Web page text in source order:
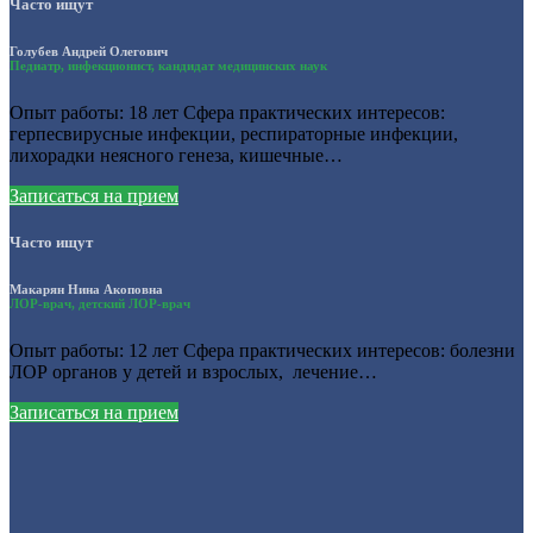
Часто ищут
Голубев Андрей Олегович
Педиатр, инфекционист, кандидат медицинских наук
Опыт работы: 18 лет Сфера практических интересов:
герпесвирусные инфекции, респираторные инфекции,
лихорадки неясного генеза, кишечные…
Записаться на прием
Часто ищут
Макарян Нина Акоповна
ЛОР-врач, детский ЛОР-врач
Опыт работы: 12 лет Сфера практических интересов: болезни
ЛОР органов у детей и взрослых, лечение…
Записаться на прием